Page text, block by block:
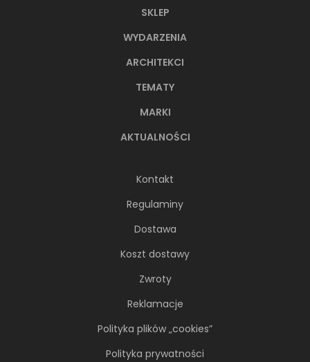
SKLEP
WYDARZENIA
ARCHITEKCI
TEMATY
MARKI
AKTUALNOŚCI
Kontakt
Regulaminy
Dostawa
Koszt dostawy
Zwroty
Reklamacje
Polityka plików „cookies”
Polityka prywatności